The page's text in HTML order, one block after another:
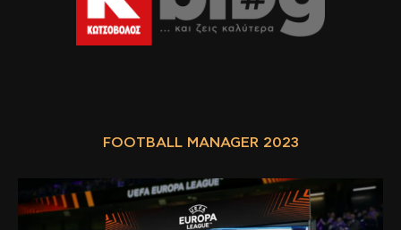
FOOTBALL MANAGER 2023